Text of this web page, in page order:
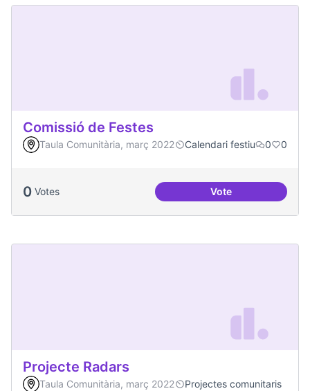
Comissió de Festes
Taula Comunitària, març 2022 Calendari festiu 0 0
0 Votes VoteComissió de
Projecte Radars
Taula Comunitària, març 2022
Projectes comunitaris